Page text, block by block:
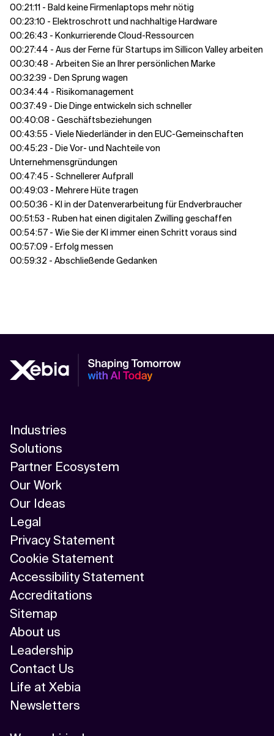
00:21:11 - Bald keine Firmenlaptops mehr nötig
00:23:10 - Elektroschrott und nachhaltige Hardware
00:26:43 - Konkurrierende Cloud-Ressourcen
00:27:44 - Aus der Ferne für Startups im Sillicon Valley arbeiten
00:30:48 - Arbeiten Sie an Ihrer persönlichen Marke
00:32:39 - Den Sprung wagen
00:34:44 - Risikomanagement
00:37:49 - Die Dinge entwickeln sich schneller
00:40:08 - Geschäftsbeziehungen
00:43:55 - Viele Niederländer in den EUC-Gemeinschaften
00:45:23 - Die Vor- und Nachteile von
Unternehmensgründungen
00:47:45 - Schnellerer Aufprall
00:49:03 - Mehrere Hüte tragen
00:50:36 - KI in der Datenverarbeitung für Endverbraucher
00:51:53 - Ruben hat einen digitalen Zwilling geschaffen
00:54:57 - Wie Sie der KI immer einen Schritt voraus sind
00:57:09 - Erfolg messen
00:59:32 - Abschließende Gedanken
Industries
Solutions
Partner Ecosystem
Our Work
Our Ideas
Legal
Privacy Statement
Cookie Statement
Accessibility Statement
Accreditations
Sitemap
About us
Leadership
Contact Us
Life at Xebia
Newsletters